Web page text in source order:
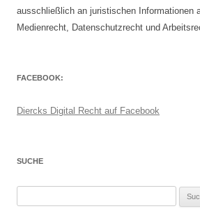
ausschließlich an juristischen Informationen
Medienrecht, Datenschutzrecht und
FACEBOOK:
Diercks Digital Recht auf Facebook
SUCHE